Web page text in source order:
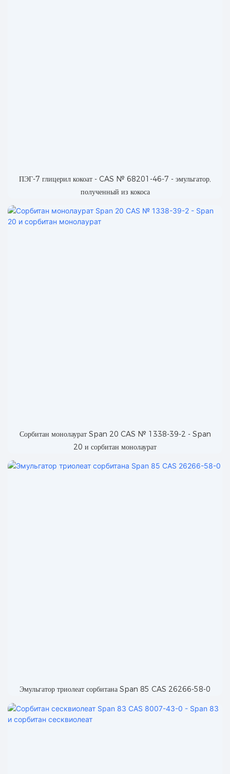
ПЭГ-7 глицерил кокоат - CAS № 68201-46-7 - эмульгатор,
полученный из кокоса
Сорбитан монолаурат Span 20 CAS № 1338-39-2 - Span
20 и сорбитан монолаурат
Эмульгатор триолеат сорбитана Span 85 CAS 26266-58-0